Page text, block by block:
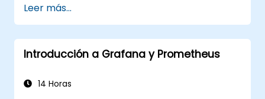
(sin abrir nuevas pestañas).
Configurar gráficos circulares y paneles
detallados basados en filtros de
selección.
reaccionen a la entrada del usuario y a los
Leer más...
Introducción a Grafana y Prometheus
14 Horas